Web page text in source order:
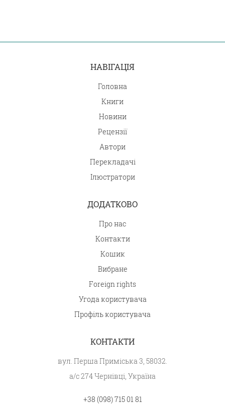
НАВІГАЦІЯ
Головна
Книги
Новини
Рецензії
Автори
Перекладачі
Ілюстратори
ДОДАТКОВО
Про нас
Контакти
Кошик
Вибране
Foreign rights
Угода користувача
Профіль користувача
КОНТАКТИ
вул. Перша Приміська 3, 58032.
а/с 274 Чернівці, Україна
+38 (098) 715 01 81